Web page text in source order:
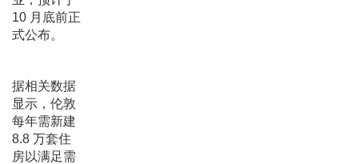
10 月底前正
式公布。
据相关数据
显示，伦敦
每年需新建
8.8 万套住
房以满足需